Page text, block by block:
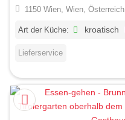
1150 Wien, Wien, Österreich
Art der Küche: kroatisch
Lieferservice